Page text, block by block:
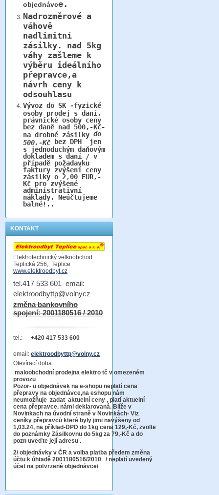
objednávce.
Nadrozměrové a
váhově
nadlimitní
zásilky. nad 5kg
váhy zašleme k
výběru ideálního
přepravce,a
návrh ceny k
odsouhlasu
Vývoz do SK -fyzické
osoby prodej s daní,
právnické osoby ceny
bez daně nad 500,-Kč-
na drobné zásilky do
500,-Kčbez DPH jen
s jednoduchým daňovým
dokladem s daní / v
případě požadavku
faktury zvýšení ceny
zásilky o 2,00 EUR,-
Kč pro zvýšené
administrativní
náklady. Neúčtujeme
balné!..
KONTAKT
Elektrotechnický velkoobchod
Teplická 256, Teplice
www.elektroodbyt.cz
tel.417 533 601 email:
elektroodbyttp@volnycz
změna bankovního
spojení: 2001180516 / 2010
tel.: +420 417 533 600
email: elektroodbyttp@volny.cz
Otevírací doba:
maloobchodní prodejna elektro tč v omezeném
provozu
Pozor- u objednávek na e-shopu neplatí cena
přepravy na objednávce,na eshopu nám
neumožňuje zadat aktuelní ceny , platí aktuelní
cena přepravce, námi deklarovaná. Blíže v
Novinkach na úvodní straně v Novinkách- Viz
ceníky přepravců které byly jimi navýšeny od
1,03.24, na příklad-DPD do 1kg cena 129,-Kč, zvolte
do poznámky Zásilkovnu do 5kg za 79,-Kč a do
pozn uveďte její adresu .
2/ objednávky v ČR a volba platba předem změna
účtu k úhtadě 2001180516/2010 / neplatí uvedený
účet na potvrzené objednávce/